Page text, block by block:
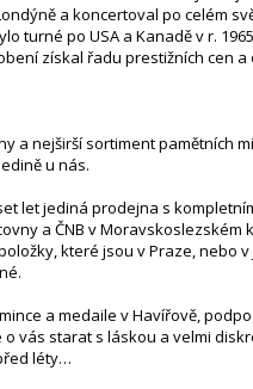
a koncertoval po celém
turné po USA a Kanadě v r.
získal řadu prestižních cen a
a nejširší sortiment pamětních
u nás.
let jediná prodejna s
a ČNB v Moravskoslezském
které jsou v Praze, nebo v
a medaile v Havířově,
o vás starat s láskou a velmi
léty…